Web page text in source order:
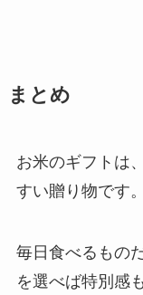
まとめ
お米のギフトは
すい贈り物です。
毎日食べるもの
を選べば特別感